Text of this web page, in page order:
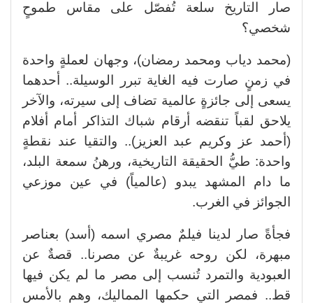
صار التاريخ سلعة تُفصّل على مقاس طموحٍ
شخصي؟
(محمد دياب ومحمد رمضان)، وجهان لعملةٍ واحدة
في زمنٍ صارت فيه الغاية تبرر الوسيلة.. أحدهما
يسعى إلى جائزةٍ عالمية تضاف إلى سيرته، والآخر
يلاحق لقباً تنقضه أرقام شباك التذاكر أمام أفلام
(أحمد عز وكريم عبد العزيز).. والتقيا عند نقطةٍ
واحدة: طيُّ الحقيقة التاريخية، ورهنُ سمعة البلد،
ما دام المشهد يبدو (عالمياً) في عين موزعي
الجوائز في الغرب.
فجأةً صار لدينا فيلمٌ مصري اسمه (أسد) بعناصر
مبهرة، لكن روحه غريبةٌ عن مصرنا.. قصةٌ عن
العبودية والتمرد تُنسب إلى مصر ما لم يكن فيها
قط.. فمصر التي حكمها المماليك، وهم بالأمس